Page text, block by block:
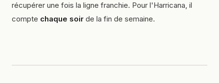
récupérer une fois la ligne franchie. Pour l'Harricana, il
compte chaque soir de la fin de semaine.